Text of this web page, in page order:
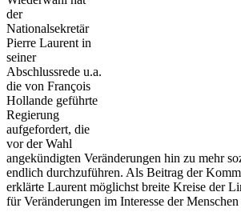
der
Nationalsekretär
Pierre Laurent in
seiner
Abschlussrede u.a.
die von François
Hollande geführte
Regierung
aufgefordert, die
vor der Wahl
angekündigten Veränderungen hin zu mehr
endlich durchzuführen. Als Beitrag der
erklärte Laurent möglichst breite Kreise der
für Veränderungen im Interesse der